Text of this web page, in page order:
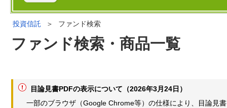
投資信託 ＞ ファンド検索
ファンド検索・商品一覧
目論見書PDFの表示について（2026年3月24日）
一部のブラウザ（Google Chrome等）の仕様により、目論見